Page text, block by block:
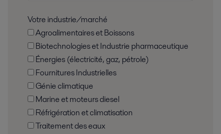
Votre industrie/marché
Agroalimentaires et Boissons
Biotechnologies et Industrie pharmaceutique
Énergies (électricité, gaz, pétrole)
Fournitures Industrielles
Génie climatique
Marine et moteurs diesel
Réfrigération et climatisation
Traitement des eaux